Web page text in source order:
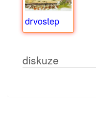
drvostep
diskuze